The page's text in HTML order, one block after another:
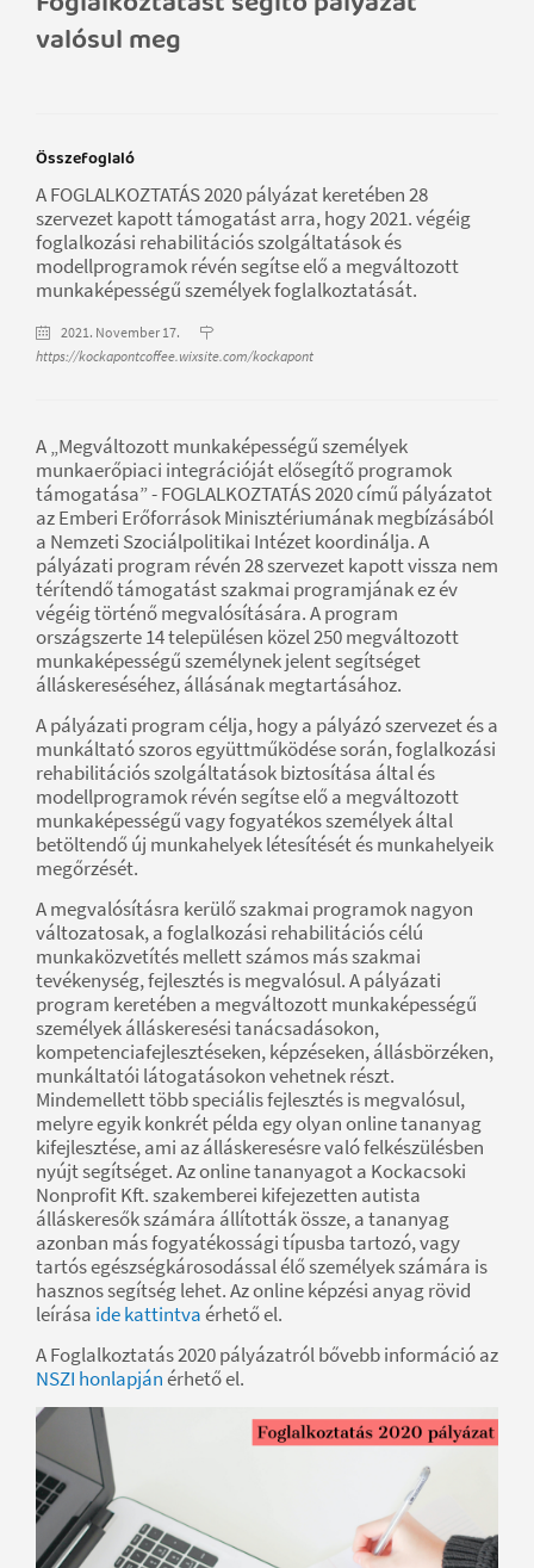
valósul meg
Összefoglaló
A FOGLALKOZTATÁS 2020 pályázat keretében 28
szervezet kapott támogatást arra, hogy 2021. végéig
foglalkozási rehabilitációs szolgáltatások és
modellprogramok révén segítse elő a megváltozott
munkaképességű személyek foglalkoztatását.
2021. November 17.
https://kockapontcoffee.wixsite.com/kockapont
A „Megváltozott munkaképességű személyek
munkaerőpiaci integrációját elősegítő programok
támogatása” - FOGLALKOZTATÁS 2020 című pályázatot
az Emberi Erőforrások Minisztériumának megbízásából
a Nemzeti Szociálpolitikai Intézet koordinálja. A
pályázati program révén 28 szervezet kapott vissza nem
térítendő támogatást szakmai programjának ez év
végéig történő megvalósítására. A program
országszerte 14 településen közel 250 megváltozott
munkaképességű személynek jelent segítséget
álláskereséséhez, állásának megtartásához.
A pályázati program célja, hogy a pályázó szervezet és a
munkáltató szoros együttműködése során, foglalkozási
rehabilitációs szolgáltatások biztosítása által és
modellprogramok révén segítse elő a megváltozott
munkaképességű vagy fogyatékos személyek által
betöltendő új munkahelyek létesítését és munkahelyeik
megőrzését.
A megvalósításra kerülő szakmai programok nagyon
változatosak, a foglalkozási rehabilitációs célú
munkaközvetítés mellett számos más szakmai
tevékenység, fejlesztés is megvalósul. A pályázati
program keretében a megváltozott munkaképességű
személyek álláskeresési tanácsadásokon,
kompetenciafejlesztéseken, képzéseken, állásbörzéken,
munkáltatói látogatásokon vehetnek részt.
Mindemellett több speciális fejlesztés is megvalósul,
melyre egyik konkrét példa egy olyan online tananyag
kifejlesztése, ami az álláskeresésre való felkészülésben
nyújt segítséget. Az online tananyagot a Kockacsoki
Nonprofit Kft. szakemberei kifejezetten autista
álláskeresők számára állították össze, a tananyag
azonban más fogyatékossági típusba tartozó, vagy
tartós egészségkárosodással élő személyek számára is
hasznos segítség lehet. Az online képzési anyag rövid
leírása ide kattintvaérhető el.
A Foglalkoztatás 2020 pályázatról bővebb információ az
NSZI honlapjánérhető el.